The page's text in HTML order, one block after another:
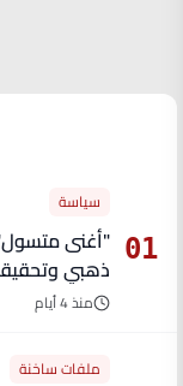
01
سياسة
ذهبي
منذ 4 أيام
ملفات ساخنة